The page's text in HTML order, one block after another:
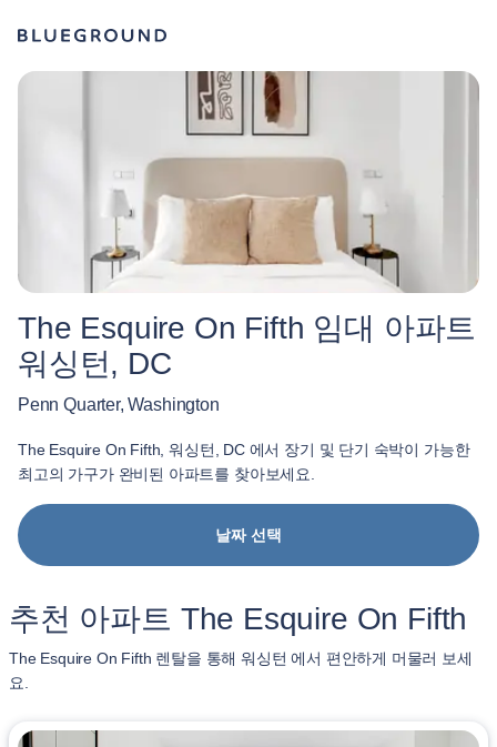
The Esquire On Fifth 임대 아파트
워싱턴, DC
Penn Quarter, Washington
The Esquire On Fifth, 워싱턴, DC 에서 장기 및 단기 숙박이 가능한
최고의 가구가 완비된 아파트를 찾아보세요.
날짜 선택
추천 아파트 The Esquire On Fifth
The Esquire On Fifth 렌탈을 통해 워싱턴 에서 편안하게 머물러 보세
요.